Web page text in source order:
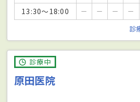
13:30～18:00
－ － － －
診
診療中
原田医院